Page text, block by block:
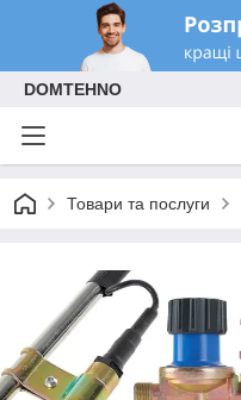
DOMTEHNO
Товари та послуги